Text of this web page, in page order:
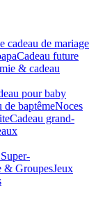
cadeau de mariage​
Cadeau future
& cadeau
pour baby
de baptêmeNoces
Cadeau grand-
& GroupesJeux